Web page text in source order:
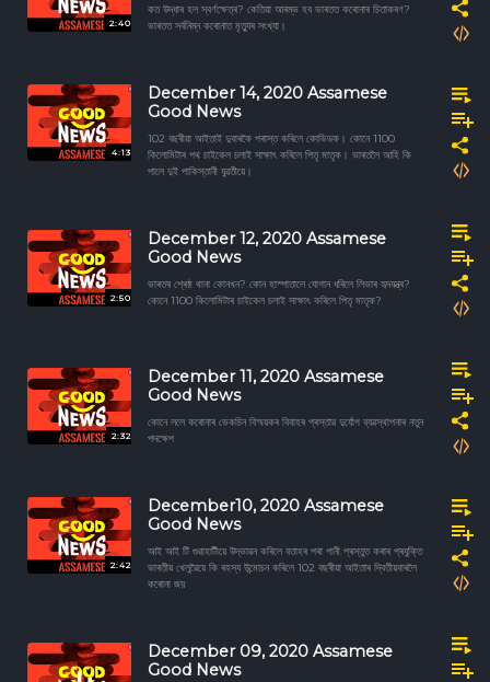
2:40
কত উদ্ধাৰ হল স্বৰ্ণক্ষেত্ৰ? কেতিয়া আৰম্ভ হব ভাৰতত কৰোনাৰ চিতাকৰণ?
ভাৰতত সৰ্বনিম্ন কৰোনাত মৃত্যুৰ সংখ্যা।
4:13
December 14, 2020 Assamese
Good News
102 বছৰীয়া আইতাই দুবাৰকৈ পৰাস্ত কৰিলে কোভিডক। কোনে 1100
কিলোমিটাৰ পথ চাইকেল চলাই সাক্ষাৎ কৰিলে পিতৃ মাতৃক। ভাৰতলৈ আহি কি
পালে দুই পাকিস্তানী যুৱতীয়ে।
2:50
December 12, 2020 Assamese
Good News
ভাৰতৰ শ্ৰেষ্ঠ থানা কোনখন? কোন হাস্পাতালে যোগান ধৰিলে লিভাৰ হৃদযন্ত্ৰ?
কোনে 1100 কিলোমিটাৰ চাইকেল চলাই সাক্ষাৎ কৰিলে পিতৃ মাতৃক?
2:32
December 11, 2020 Assamese
Good News
কোনে ললে কৰোনাৰ ভেকচিন বিস্ময়কৰ বিবাহৰ প্ৰস্তাৱ দুৰ্যোগ ব্যৱস্থাপনাৰ নতুন
পদক্ষেপ
2:42
December10, 2020 Assamese
Good News
আই আই টি গুৱাহাটীয়ে উদ্ভাৱন কৰিলে বতাহৰ পৰা পানী প্ৰস্তুত কৰাৰ প্ৰযুক্তি
ভাৰতীয় খেলুৱৈয়ে কি ৰহস্য উন্মোচন কৰিলে 102 বছৰীয়া আইতাৰ দ্বিতীয়বাৰলৈ
কৰোনা জয়
December 09, 2020 Assamese
Good News